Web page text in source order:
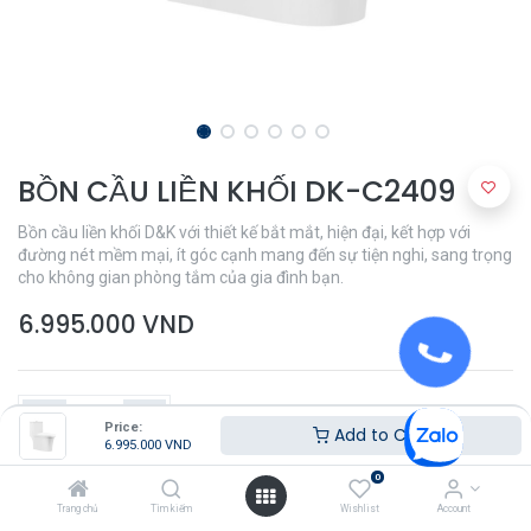
Price:
6.995.000 VND Add to Cart
Trang chủ Tìm kiếm
0
Wishlist Account
BỒN CẦU LIỀN KHỐI DK-C2409
Bồn cầu liền khối D&K với thiết kế bắt mắt, hiện đại, kết hợp với
đường nét mềm mại, ít góc cạnh mang đến sự tiện nghi, sang trọng
cho không gian phòng tắm của gia đình bạn.
6.995.000 VND
Thêm vào giỏ hàng